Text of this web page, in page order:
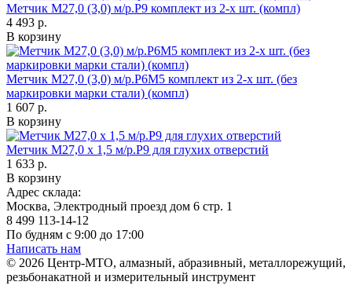
Метчик М27,0 (3,0) м/р.Р9 комплект из 2-х шт. (компл)
4 493 р.
В корзину
Метчик М27,0 (3,0) м/р.Р6М5 комплект из 2-х шт. (без
маркировки марки стали) (компл)
1 607 р.
В корзину
Метчик М27,0 х 1,5 м/р.Р9 для глухих отверстий
1 633 р.
В корзину
Адрес склада:
Москва, Электродный проезд дом 6 стр. 1
8 499 113-14-12
По будням с 9:00 до 17:00
Написать нам
© 2026 Центр-МТО, алмазный, абразивный, металлорежущий,
резьбонакатной и измерительный инструмент